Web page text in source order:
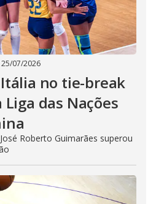
25/07/2026
no tie-break
das Nações
Roberto Guimarães superou